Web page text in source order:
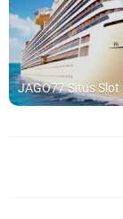
JAGO77 Situs